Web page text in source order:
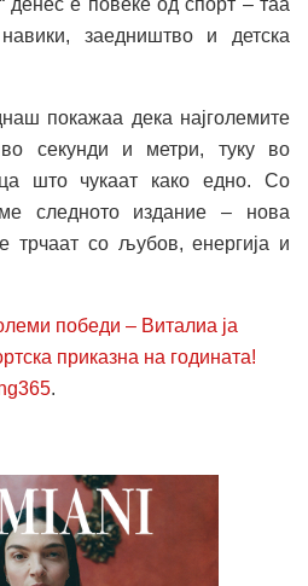
заедништво и детска
покажаа дека најголемите
секунди и метри, туку во
што чукаат како едно. Со
следното издание – нова
трчаат со љубов, енергија и
победи – Виталиа ја
приказна на годината!
.